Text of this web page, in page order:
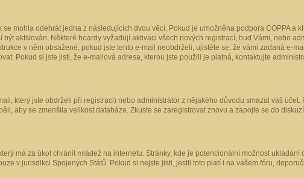
mohla odehrát jedna z následujících dvou věcí. Pokud je umožněna podpora COPPA a
aktivován. Některé boardy vyžadují aktivaci všech nových registrací, buď Vámi, nebo
v něm obsažené, pokud jste tento e-mail neobdrželi, ujistěte se, že vámi zadaná e-
Pokud si jste jisti, že e-mailová adresa, kterou jste použili je platná, kontaktujte
který jste obdrželi při registraci) nebo administrátor z nějakého důvodu smazal váš
aby se zmenšila velikost databáze. Zkuste se zaregistrovat znovu a zapojte se do
má za úkol chránit mládež na internetu. Stránky, kde je potencionální možnost
v jurisdikci Spojených Států. Pokud si nejste jisti, jestli toto platí i na vašem fóru,